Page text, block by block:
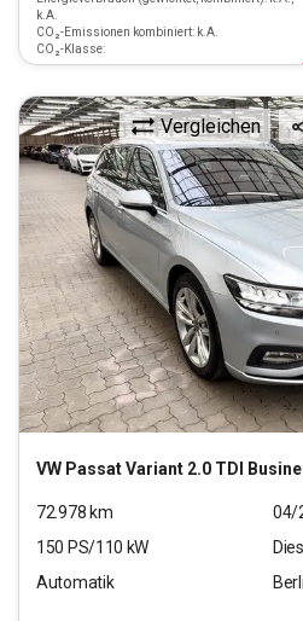
k.A.
CO₂-Emissionen kombiniert: k.A.
CO₂-Klasse:
VW Passat Variant 2.0 TDI Business (EURO
Vergleichen
72.978 km
04/
150 PS/110 kW
Automatik